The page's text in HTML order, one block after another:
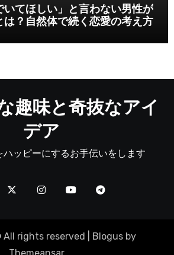
いてほしい」と言わない男性が
は？自然体で続く恋愛の考え方
趣味と奇抜なアイ
デア
ハッピーにするお手伝いをします
rights reserved Blogus by